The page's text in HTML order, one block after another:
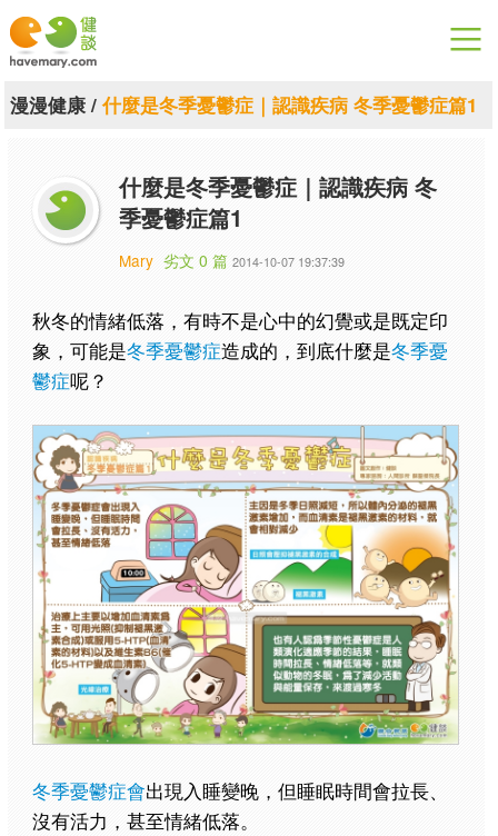
漫漫健康
關於健談
聯絡我們
漫漫健康/什麼是冬季憂鬱症｜認識疾病 冬季憂鬱症篇1
什麼是冬季憂鬱症｜認識疾病 冬
季憂鬱症篇1
Mary 劣文 0 篇 2014-10-07 19:37:39
秋冬的情緒低落，有時不是心中的幻覺或是既定印
象，可能是冬季憂鬱症造成的，到底什麼是冬季憂
鬱症呢？
冬季憂鬱症會出現入睡變晚，但睡眠時間會拉長、
沒有活力，甚至情緒低落。